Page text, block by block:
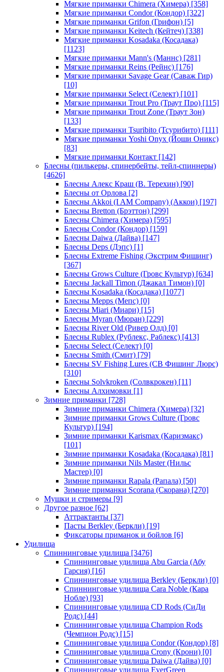
Мягкие приманки Chimera (Химера) [358]
Мягкие приманки Condor (Кондор) [322]
Мягкие приманки Grifon (Грифон) [5]
Мягкие приманки Keitech (Кейтеч) [338]
Мягкие приманки Kosadaka (Косадака)
[1123]
Мягкие приманки Mann's (Маннс) [281]
Мягкие приманки Reins (Рейнс) [176]
Мягкие приманки Savage Gear (Саваж Гир)
[10]
Мягкие приманки Select (Селект) [101]
Мягкие приманки Trout Pro (Траут Про) [115]
Мягкие приманки Trout Zone (Траут Зон)
[133]
Мягкие приманки Tsuribito (Тсурибито) [111]
Мягкие приманки Yoshi Onyx (Йоши Оникс)
[83]
Мягкие приманки Контакт [142]
Блесны (пилькеры, спинербейты, тейл-спиннеры)
[4626]
Блесны Алекс Краш (В. Терехин) [90]
Блесны от Орлова [2]
Блесны Akkoi (I AM Company) (Аккои) [197]
Блесны Bretton (Брэттон) [299]
Блесны Chimera (Химера) [595]
Блесны Condor (Кондор) [159]
Блесны Daiwa (Дайва) [147]
Блесны Deps (Дэпс) [1]
Блесны Extreme Fishing (Экстрим Фишинг)
[367]
Блесны Grows Culture (Гровс Культур) [634]
Блесны Jackall Timon (Джакал Тимон) [0]
Блесны Kosadaka (Косадака) [1077]
Блесны Mepps (Мепс) [0]
Блесны Miari (Миари) [15]
Блесны Myran (Мюран) [229]
Блесны River Old (Ривер Олд) [0]
Блесны Rublex (Рублекс, Раблекс) [413]
Блесны Select (Селект) [0]
Блесны Smith (Смит) [79]
Блесны SV Fishing Lures (СВ Фишинг Люрс)
[310]
Блесны Solvkroken (Солвкрокен) [11]
Блесны Алхимовки [1]
Зимние приманки [728]
Зимние приманки Chimera (Химера) [32]
Зимние приманки Grows Culture (Гровс
Культур) [194]
Зимние приманки Karismax (Каризмакс)
[101]
Зимние приманки Kosadaka (Косадака) [81]
Зимние приманки Nils Master (Нильс
Мастер) [0]
Зимние приманки Rapala (Рапала) [50]
Зимние приманки Scorana (Скорана) [270]
Мушки и стримеры [9]
Другое разное [62]
Аттрактанты [37]
Пасты Berkley (Беркли) [19]
Фиксаторы приманок и бойлов [6]
Удилища
Спиннинговые удилища [3476]
Спиннинговые удилища Abu Garcia (Абу
Гарсия) [16]
Спиннинговые удилища Berkley (Беркли) [0]
Спиннинговые удилища Cara Noble (Кара
Нобле) [93]
Спиннинговые удилища CD Rods (СиДи
Родс) [44]
Спиннинговые удилища Champion Rods
(Чемпион Родс) [15]
Спиннинговые удилища Condor (Кондор) [8]
Спиннинговые удилища Crony (Крони) [0]
Спиннинговые удилища Daiwa (Дайва) [0]
Спиннинговые удилища EverGreen